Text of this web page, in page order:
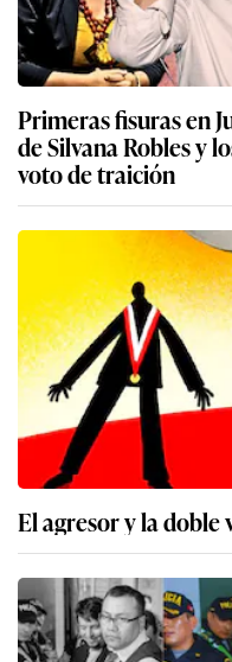
Primeras fisuras en
de Silvana Robles y
voto de traición
El agresor y la doble